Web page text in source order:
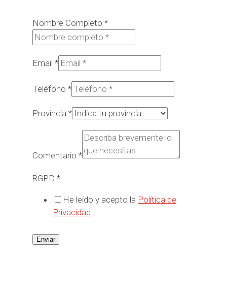
Nombre Completo *
Email *
Teléfono *
Provincia *
Comentario *
RGPD *
He leído y acepto la Política de
Privacidad
Enviar